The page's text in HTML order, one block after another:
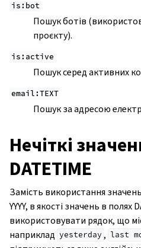
is:bot
Пошук ботів
проєкту).
is:active
Пошук серед активних
email:TEXT
Пошук за адресою
Нечіткі
DATETIME
Замість використання
YYYY, в якості значень в полях
використовувати рядок, що
наприклад yesterday , last